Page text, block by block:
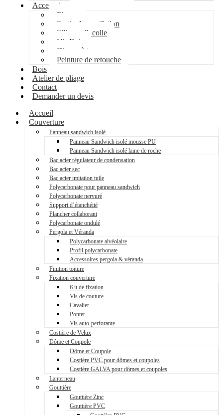
Accessoires
Pipeco
Sortie de ventilation
Silicone & colle
Vis Bois
Disque à tronçonner
Peinture de retouche
Bois
Atelier de pliage
Contact
Demander un devis
Accueil
Couverture
Panneau sandwich isolé
Panneau Sandwich isolé mousse PU
Panneau Sandwich isolé laine de roche
Bac acier régulateur de condensation
Bac acier sec
Bac acier imitation tuile
Polycarbonate pour panneau sandwich
Polycarbonate nervuré
Support d’étanchéité
Plancher collaborant
Polycarbonate ondulé
Pergola et Véranda
Polycarbonate alvéolaire
Profil polycarbonate
Accessoires pergola & véranda
Finition toiture
Fixation couverture
Kit de fixation
Vis de couture
Cavalier
Pontet
Vis auto-perforante
Costière de Velux
Dôme et Coupole
Dôme et Coupole
Costière PVC pour dômes et coupoles
Costière GALVA pour dômes et coupoles
Lanterneau
Gouttière
Gouttière Zinc
Gouttière PVC